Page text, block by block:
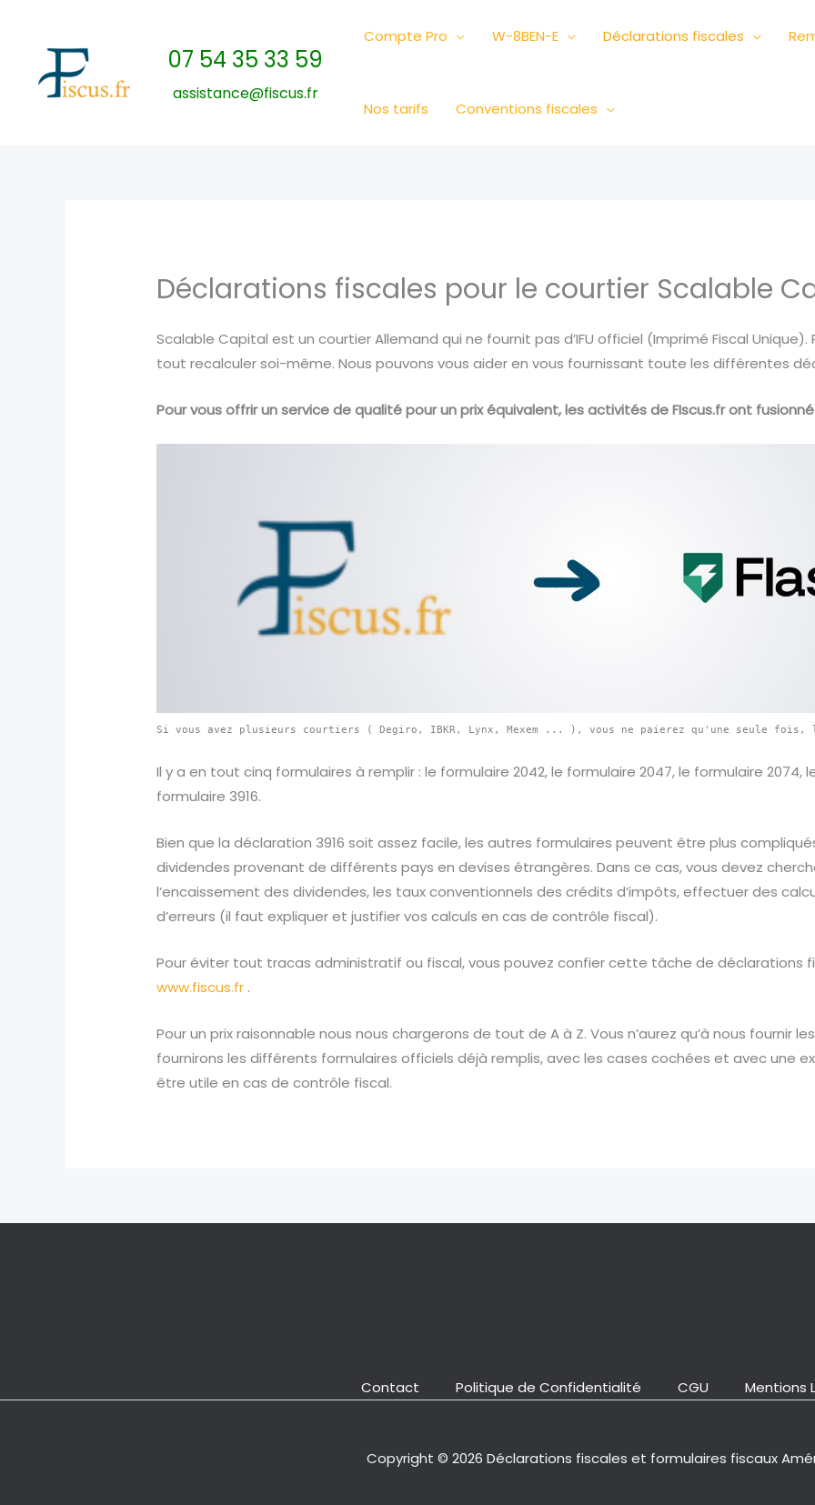
07 54 35 33 59
assistance@fiscus.fr
Compte Pro W-8BEN-E Déclarations fiscales
Nos tarifs Conventions fiscales
Déclarations fiscales pour le courtier Scalable
Scalable Capital est un courtier Allemand qui ne fournit pas d’IFU officiel (Imprimé Fiscal
tout recalculer soi-même. Nous pouvons vous aider en vous fournissant toute les différentes
Pour vous offrir un service de qualité pour un prix équivalent, les activités de FIscus.fr ont
Si vous avez plusieurs courtiers ( Degiro, IBKR, Lynx, Mexem ... ), vous ne paierez qu'une seule
Il y a en tout cinq formulaires à remplir : le formulaire 2042, le formulaire 2047, le formulaire 2074,
formulaire 3916.
Bien que la déclaration 3916 soit assez facile, les autres formulaires peuvent être plus
dividendes provenant de différents pays en devises étrangères. Dans ce cas, vous devez
l’encaissement des dividendes, les taux conventionnels des crédits d’impôts, effectuer des
d’erreurs (il faut expliquer et justifier vos calculs en cas de contrôle fiscal).
Pour éviter tout tracas administratif ou fiscal, vous pouvez confier cette tâche de déclarations
www.fiscus.fr .
Pour un prix raisonnable nous nous chargerons de tout de A à Z. Vous n’aurez qu’à nous fournir
fournirons les différents formulaires officiels déjà remplis, avec les cases cochées et avec une
être utile en cas de contrôle fiscal.
Contact Politique de Confidentialité CGU Mentions
Copyright © 2026 Déclarations fiscales et formulaires fiscaux